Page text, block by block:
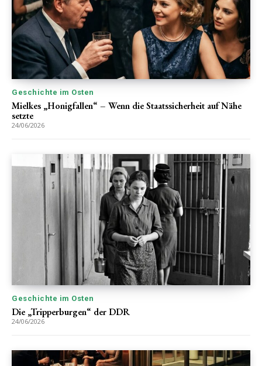
Geschichte im Osten
Mielkes „Honigfallen“ – Wenn die Staatssicherheit auf Nähe
setzte
24/06/2026
Geschichte im Osten
Die „Tripperburgen“ der DDR
24/06/2026